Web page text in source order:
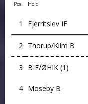
Pos. Hold
1 Fjerritslev IF
2 Thorup/Klim B
3 BIF/ØHIK (1)
4 Moseby B